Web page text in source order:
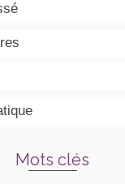
Mots clés